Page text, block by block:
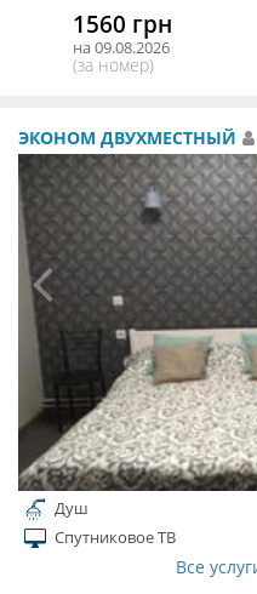
1560 грн
на 09.08.2026
(за номер)
ЭКОНОМ ДВУХМЕСТНЫЙ
Душ
Спутниковое ТВ
Все